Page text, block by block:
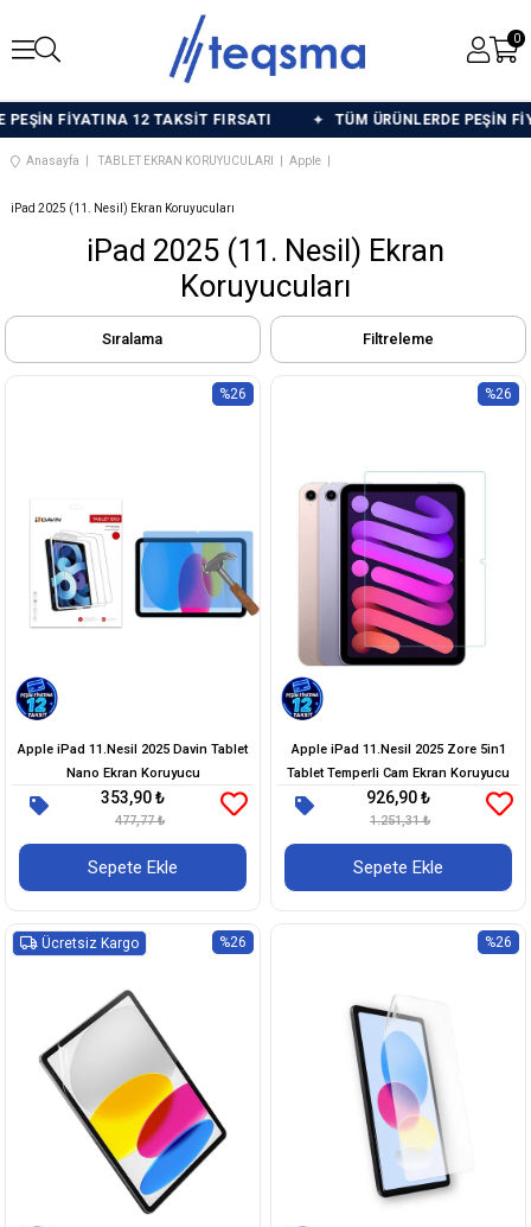
0
FİYATINA 12 TAKSİT FIRSATI TÜM ÜRÜNLERDE PEŞİN
Anasayfa TABLET EKRAN KORUYUCULARI Apple
iPad 2025 (11. Nesil) Ekran Koruyucuları
iPad 2025 (11. Nesil) Ekran
Koruyucuları
Filtreleme
Sıralama
Apple iPad 11.Nesil 2025 Davin Tablet
Nano Ekran Koruyucu
353,90 ₺
477,77 ₺
Sepete Ekle
%26
Apple iPad 11.Nesil 2025 Zore 5in1
Tablet Temperli Cam Ekran Koruyucu
926,90 ₺
1.251,31 ₺
Sepete Ekle
%26
%26
Ücretsiz Kargo %26